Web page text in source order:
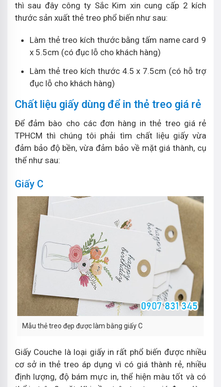
thì sau đây công ty Sắc Kim xin cung cấp 2 kích
thước sản xuất thẻ treo phổ biến như sau:
Làm thẻ treo kích thước bằng tấm name card 9
x 5.5cm (có đục lỗ cho khách hàng)
Làm thẻ treo kích thước 4.5 x 7.5cm (có hỗ trợ
đục lỗ cho khách hàng)
Chất liệu giấy dùng để in thẻ treo giá rẻ
Để đảm bào cho các đơn hàng in thẻ treo giá rẻ
TPHCM thì chúng tôi phải tìm chất liệu giấy vừa
đảm bảo độ bền, vừa đảm bảo về mặt giá thành, cụ
thể như sau:
Giấy C
Mẫu thẻ treo đẹp được làm bằng giấy C
Giấy Couche là loại giấy in rất phổ biến được nhiều
cơ sở in thẻ treo áp dụng vì có giá thành rẻ, nhiều
định lượng, độ bám mực in, thể hiện màu tốt và có